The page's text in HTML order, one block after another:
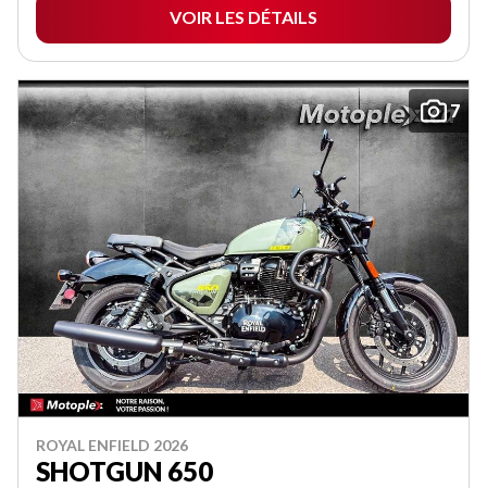
VOIR LES DÉTAILS
7
ROYAL ENFIELD 2026
SHOTGUN 650